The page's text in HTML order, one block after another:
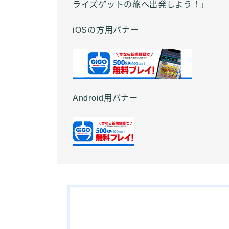
ライズゲットの旅へ出発しよう！」
iOSの方用バナー
Android用バナー